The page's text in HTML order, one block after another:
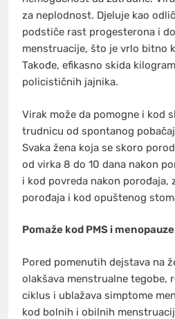
za neplodnost. Djeluje kao
podstiče rast progesterona i
menstruacije, što je vrlo bitno
Takođe, efikasno skida
policističnih jajnika.
Virak može da pomogne i kod
trudnicu od spontanog
Svaka žena koja se skoro
od virka 8 do 10 dana nakon
i kod povreda nakon porođaja,
porođaja i kod opuštenog
Pomaže kod PMS i
Pored pomenutih dejstava na
olakšava menstrualne tegobe,
ciklus i ublažava simptome
kod bolnih i obilnih